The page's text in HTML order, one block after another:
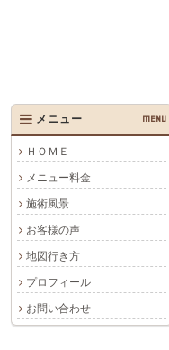
メニュー MENU
ＨＯＭＥ
メニュー料金
施術風景
お客様の声
地図行き方
プロフィール
お問い合わせ